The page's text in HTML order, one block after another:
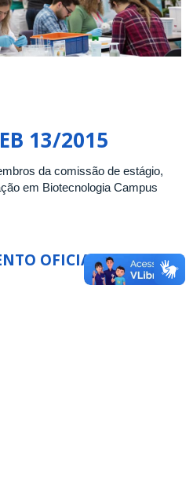
13/2015
da comissão de estágio,
em Biotecnologia Campus
OFICIAL